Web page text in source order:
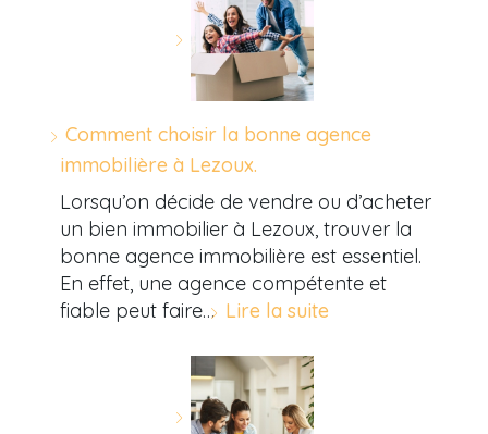
Comment choisir la bonne agence
immobilière à Lezoux.
Lorsqu’on décide de vendre ou d’acheter
un bien immobilier à Lezoux, trouver la
bonne agence immobilière est essentiel.
En effet, une agence compétente et
fiable peut faire… Lire la suite